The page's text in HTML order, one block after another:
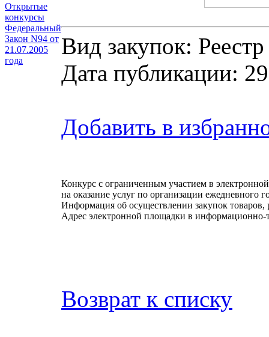
Открытые
конкурсы
Федеральный
Закон N94 от
21.07.2005
года
Вид закупок:
Дата публикации:
Добавить в
Конкурс с ограниченным участием в
на оказание услуг по организации ежедневного
Информация об осуществлении закупок
Адрес электронной площадки в
Возврат к списку